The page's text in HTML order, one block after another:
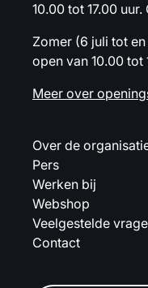
10.00 tot 17.00
Zomer (6 juli tot
open van 10.00 tot
Meer over
Over de
Pers
Werken bij
Webshop
Veelgestelde
Contact